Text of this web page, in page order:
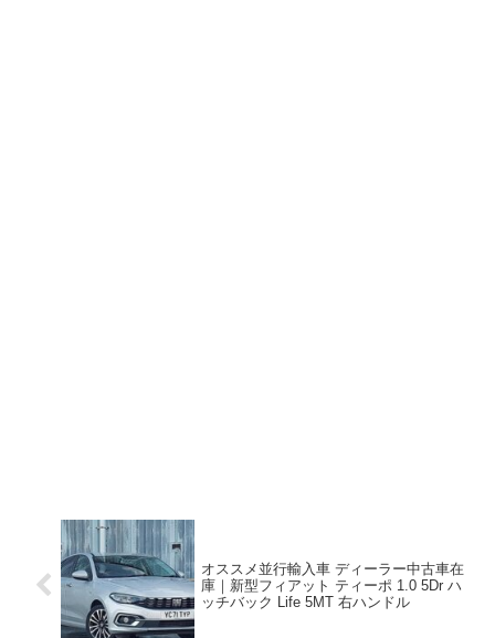
オススメ並行輸入車 ディーラー中古車在
庫｜新型フィアット ティーポ 1.0 5Dr ハ
ッチバック Life 5MT 右ハンドル